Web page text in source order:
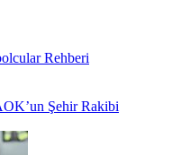
Rehberi
Şehir Rakibi